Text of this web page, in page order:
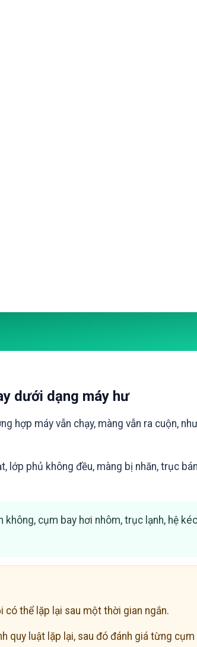
dưới dạng máy hư
hợp máy vẫn chạy, màng vẫn ra cuộn,
phủ không đều, màng bị nhăn, trục
cụm bay hơi nhôm, trục lạnh, hệ
có thể lặp lại sau một thời gian ngắn.
quy luật lặp lại, sau đó đánh giá từng cụm